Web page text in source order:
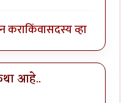
कराकिंवासदस्य व्हा
आहे..